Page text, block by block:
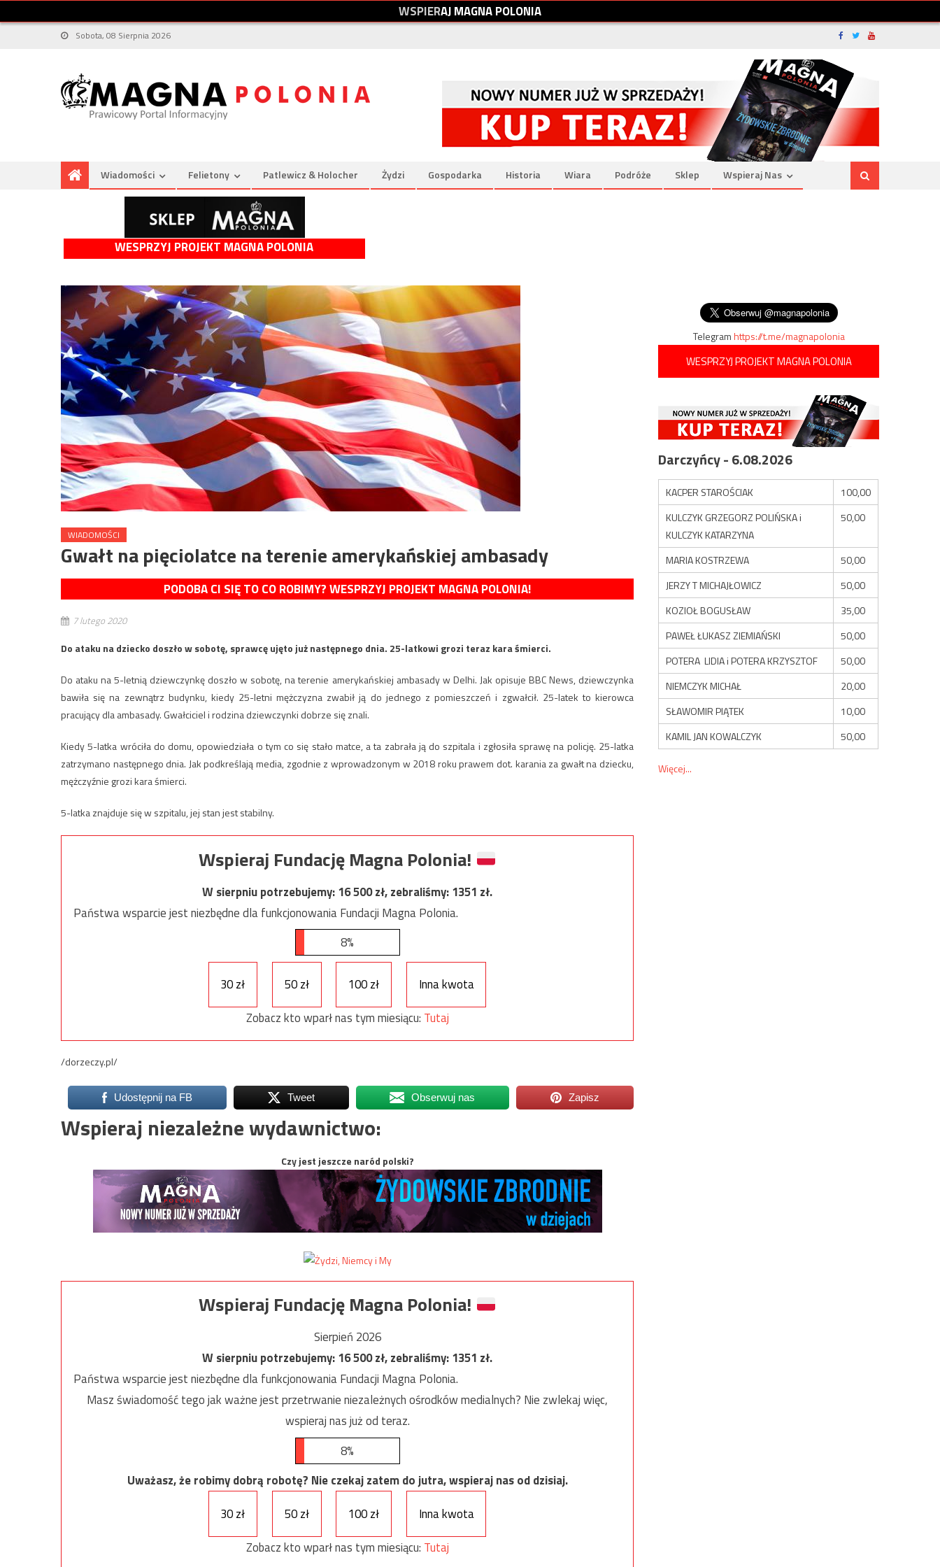
WSPIERAJMAGNAPOLONIA
Sobota, 08 Sierpnia 2026
Wiadomości Felietony Patlewicz & Holocher Żydzi Gospodarka Historia Wiara Podróże Sklep Wspieraj Nas
WESPRZYJ PROJEKT MAGNA POLONIA
WIADOMOŚCI
Gwałt na pięciolatce na terenie amerykańskiej ambasady
PODOBA CI SIĘ TO CO ROBIMY? WESPRZYJ PROJEKT MAGNA POLONIA!
7 lutego 2020
Do ataku na dziecko doszło w sobotę, sprawcę ujęto już następnego dnia. 25-latkowi grozi teraz kara śmierci.
Do ataku na 5-letnią dziewczynkę doszło w sobotę, na terenie amerykańskiej ambasady w Delhi. Jak opisuje BBC News, dziewczynka
bawiła się na zewnątrz budynku, kiedy 25-letni mężczyzna zwabił ją do jednego z pomieszczeń i zgwałcił. 25-latek to kierowca
pracujący dla ambasady. Gwałciciel i rodzina dziewczynki dobrze się znali.
Kiedy 5-latka wróciła do domu, opowiedziała o tym co się stało matce, a ta zabrała ją do szpitala i zgłosiła sprawę na policję. 25-latka
zatrzymano następnego dnia. Jak podkreślają media, zgodnie z wprowadzonym w 2018 roku prawem dot. karania za gwałt na dziecku,
mężczyźnie grozi kara śmierci.
5-latka znajduje się w szpitalu, jej stan jest stabilny.
Wspieraj Fundację Magna Polonia!
W sierpniu potrzebujemy:16 500zł, zebraliśmy:1351 zł.
Państwa wsparcie jest niezbędne dla funkcjonowania Fundacji Magna Polonia.
8%
30 zł 50 zł 100 zł
Inna kwota
Zobacz kto wparł nas tym miesiącu: Tutaj
/dorzeczy.pl/
Udostępnij na FB Tweet Obserwuj nas Zapisz
Wspieraj niezależne wydawnictwo:
Czy jest jeszcze naród polski?
Wspieraj Fundację Magna Polonia!
Sierpień 2026
W sierpniu potrzebujemy:16 500zł, zebraliśmy:1351 zł.
Państwa wsparcie jest niezbędne dla funkcjonowania Fundacji Magna Polonia.
Masz świadomość tego jak ważne jest przetrwanie niezależnych ośrodków medialnych? Nie zwlekaj więc,
wspieraj nas już od teraz.
8%
Uważasz, że robimy dobrą robotę? Nie czekaj zatem do jutra, wspieraj nas od dzisiaj.
30 zł
50 zł 100 zł
Inna kwota
Zobacz kto wparł nas tym miesiącu: Tutaj
Telegramhttps://t.me/magnapolonia
WESPRZYJ PROJEKT MAGNA POLONIA
Darczyńcy - 6.08.2026
KACPER STAROŚCIAK
100,00
KULCZYK GRZEGORZ POLIŃSKA i
KULCZYK KATARZYNA
50,00
MARIA KOSTRZEWA
50,00
JERZY T MICHAJŁOWICZ
50,00
KOZIOŁ BOGUSŁAW
35,00
PAWEŁ ŁUKASZ ZIEMIAŃSKI
50,00
POTERA LIDIA i POTERA KRZYSZTOF
50,00
NIEMCZYK MICHAŁ
20,00
SŁAWOMIR PIĄTEK
10,00
KAMIL JAN KOWALCZYK
50,00
Więcej...